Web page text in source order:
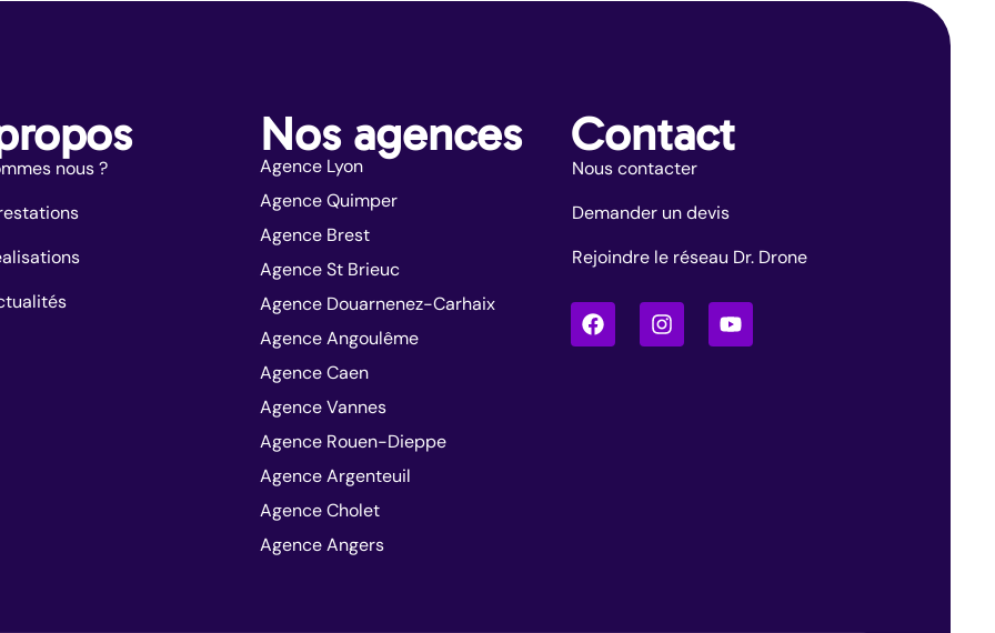
nous ?
Nos agences
Agence Lyon
Agence Quimper
Agence Brest
Agence St Brieuc
Agence Douarnenez-Carhaix
Agence Angoulême
Agence Caen
Agence Vannes
Agence Rouen-Dieppe
Agence Argenteuil
Agence Cholet
Agence Angers
Contact
Nous contacter
Demander un devis
Rejoindre le réseau Dr. Drone